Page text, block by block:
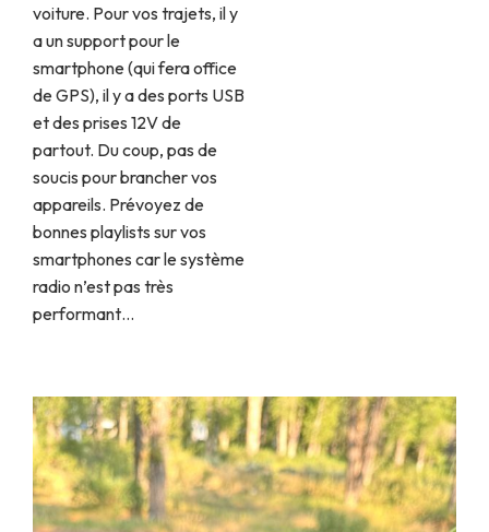
voiture. Pour vos trajets, il y
a un support pour le
smartphone (qui fera office
de GPS), il y a des ports USB
et des prises 12V de
partout. Du coup, pas de
soucis pour brancher vos
appareils. Prévoyez de
bonnes playlists sur vos
smartphones car le système
radio n’est pas très
performant…